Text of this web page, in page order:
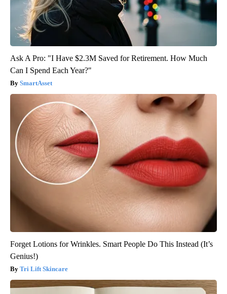
Ask A Pro: "I Have $2.3M Saved for Retirement. How Much
Can I Spend Each Year?"
SmartAsset
Forget Lotions for Wrinkles. Smart People Do This Instead (It’s
Genius!)
Tri Lift Skincare